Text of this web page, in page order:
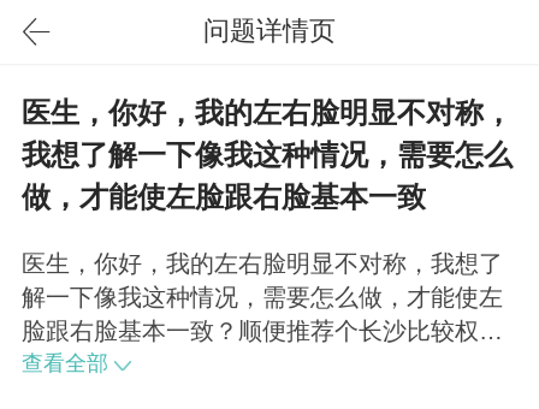
问题详情页
医生，你好，我的左右脸明显不对称，
我想了解一下像我这种情况，需要怎么
做，才能使左脸跟右脸基本一致
医生，你好，我的左右脸明显不对称，我想了
解一下像我这种情况，需要怎么做，才能使左
脸跟右脸基本一致？顺便推荐个长沙比较权威
的医院…最好附照片帮你，通常两种方法一是
查看全部